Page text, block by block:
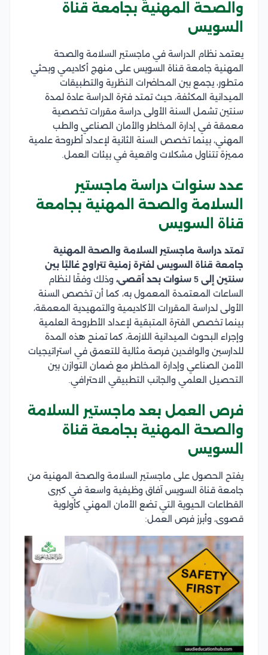
والصحة المهنية بجامعة قناة
السويس
يعتمد نظام الدراسة في ماجستير السلامة والصحة
المهنية جامعة قناة السويس على منهج أكاديمي وبحثي
متطور، يجمع بين المحاضرات النظرية والتطبيقات
الميدانية المكثفة، حيث تمتد فترة الدراسة عادة لمدة
سنتين تشمل السنة الأولى دراسة مقررات تخصصية
معمقة في إدارة المخاطر والأمان الصناعي والطب
المهني، بينما تخصص السنة الثانية لإعداد أطروحة علمية
مميزة تتناول مشكلات واقعية في بيئات العمل.
عدد سنوات دراسة ماجستير
السلامة والصحة المهنية بجامعة
قناة السويس
تمتد دراسة ماجستير السلامة والصحة المهنية
جامعة قناة السويس لفترة زمنية تتراوح غالبًا بين
سنتين إلى 5 سنوات بحد أقصى،
وذلك وفقًا لنظام
الساعات المعتمدة المعمول به، كما أن تخصص السنة
الأولى لدراسة المقررات الأكاديمية والتمهيدية المعمقة،
بينما تخصص الفترة المتبقية لإعداد الأطروحة العلمية
وإجراء البحوث الميدانية اللازمة، كما تمنح هذه المدة
للدارسين والوافدين فرصة مثالية للتعمق في استراتيجيات
الأمن الصناعي وإدارة المخاطر مع ضمان التوازن بين
التحصيل العلمي والجانب التطبيقي الاحترافي.
فرص العمل بعد ماجستير السلامة
والصحة المهنية بجامعة قناة
السويس
يفتح الحصول على ماجستير السلامة والصحة المهنية من
جامعة قناة السويس آفاق وظيفية واسعة في كبرى
القطاعات الحيوية التي تضع الأمان المهني كأولوية
قصوى، وأبرز فرص العمل: